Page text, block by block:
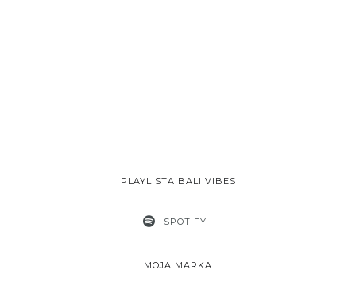
PLAYLISTA BALI VIBES
SPOTIFY
MOJA MARKA